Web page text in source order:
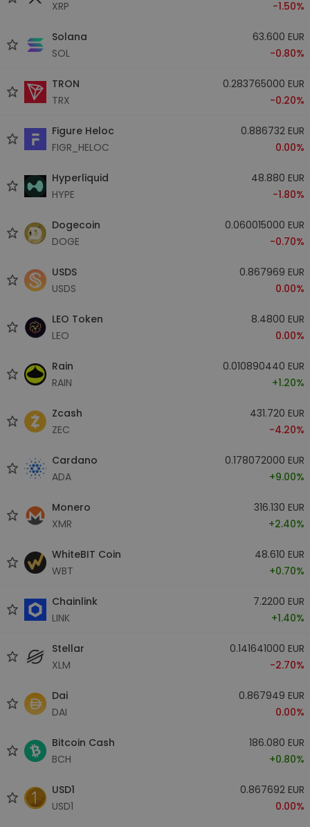
XRP
-1.50%
Solana
SOL
63.600 EUR
-0.80%
TRON
TRX
0.283765000 EUR
-0.20%
Figure Heloc
FIGR_HELOC
0.886732 EUR
0.00%
Hyperliquid
HYPE
48.880 EUR
-1.80%
Dogecoin
DOGE
0.060015000 EUR
-0.70%
USDS
USDS
0.867969 EUR
0.00%
LEO Token
LEO
8.4800 EUR
0.00%
Rain
RAIN
0.010890440 EUR
+1.20%
Zcash
ZEC
431.720 EUR
-4.20%
Cardano
ADA
0.178072000 EUR
+9.00%
Monero
XMR
316.130 EUR
+2.40%
WhiteBIT Coin
WBT
48.610 EUR
+0.70%
Chainlink
LINK
7.2200 EUR
+1.40%
Stellar
XLM
0.141641000 EUR
-2.70%
Dai
DAI
0.867949 EUR
0.00%
Bitcoin Cash
BCH
186.080 EUR
+0.80%
USD1
USD1
0.867692 EUR
0.00%